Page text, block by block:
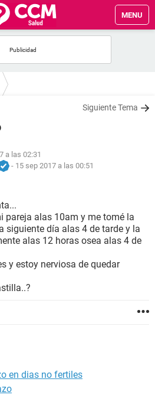
MENU
Siguiente Tema
a las 02:31
- 15 sep 2017 a las 00:51
pareja alas 10am y me tomé la
siguiente día alas 4 de tarde y la
alas 12 horas osea alas 4 de
y estoy nerviosa de quedar
en dias no fertiles